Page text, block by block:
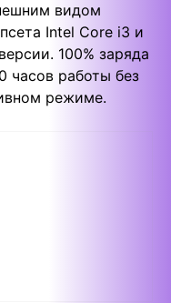
видом
Intel Core i3 и
100% заряда
часов работы без
режиме.